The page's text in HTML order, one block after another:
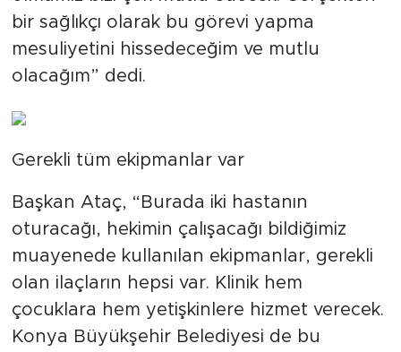
bir sağlıkçı olarak bu görevi yapma
mesuliyetini hissedeceğim ve mutlu
olacağım” dedi.
Gerekli tüm ekipmanlar var
Başkan Ataç, “Burada iki hastanın
oturacağı, hekimin çalışacağı bildiğimiz
muayenede kullanılan ekipmanlar, gerekli
olan ilaçların hepsi var. Klinik hem
çocuklara hem yetişkinlere hizmet verecek.
Konya Büyükşehir Belediyesi de bu